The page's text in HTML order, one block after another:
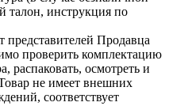
талон, инструкция по
представителей Продавца
проверить комплектацию
распаковать, осмотреть и
не имеет внешних
соответствует